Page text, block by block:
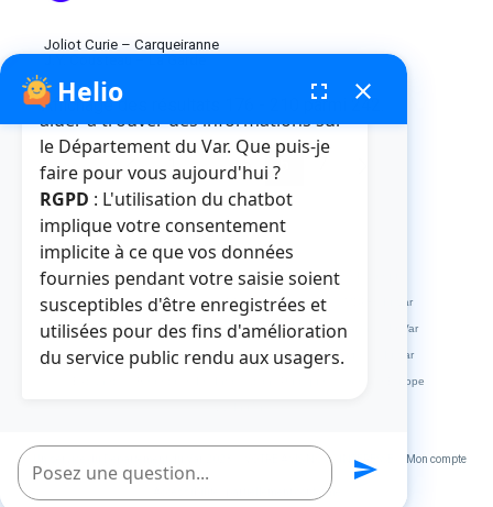
Joliot Curie – Carqueiranne
Affichage des résultats 176 - 210 parmi 242.
Page
1 ...Pages intermédiaires Utilisez TAB
Page
5 6 7
Crédits et mentions légales Plan du site La médiathèque
L'abbaye de La Celle L'HDE Var Visitvar La MDPH du Var
Archives départementales du Var Muséum départemental du Var
Le site des collèges du Var Le site des marchés publics du Var
Service Europe
VOTRE AVIS NOUS INTERESSE Mon compte
Accessibilité : partiellement conforme
Helio fenêtre de chatbot
fullscreen close
Bonjour, je suis Helio. Je peux vous
aider à trouver des informations sur
le Département du Var. Que puis-je
faire pour vous aujourd'hui ?
RGPD : L'utilisation du chatbot
implique votre consentement
implicite à ce que vos données
fournies pendant votre saisie soient
susceptibles d'être enregistrées et
utilisées pour des fins d'amélioration
du service public rendu aux usagers.
Poser une question send